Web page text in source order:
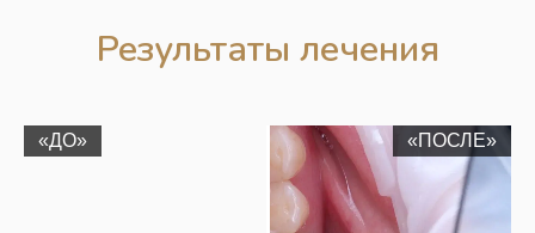
Результаты лечения
«ДО» «ПОСЛЕ»